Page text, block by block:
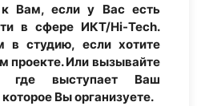
к Вам, если у Вас есть
в сфере ИКТ/Hi-Tech.
в студию, если хотите
проекте. Или вызывайте
где выступает Ваш
Вы организуете.